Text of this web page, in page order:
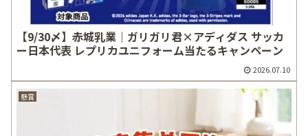
【9/30〆】赤城乳業｜ガリガリ君×アディダス サッカ
ー日本代表 レプリカユニフォーム当たるキャンペーン
2026.07.10
懸賞